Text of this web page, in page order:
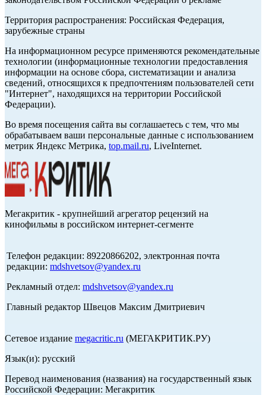
Территория распространения: Российская Федерация,
зарубежные страны
На информационном ресурсе применяются рекомендательные
технологии (информационные технологии предоставления
информации на основе сбора, систематизации и анализа
сведений, относящихся к предпочтениям пользователей сети
"Интернет", находящихся на территории Российской
Федерации).
Во время посещения сайта вы соглашаетесь с тем, что мы
обрабатываем ваши персональные данные с использованием
метрик Яндекс Метрика, top.mail.ru, LiveInternet.
Мегакритик - крупнейший агрегатор рецензий на
кинофильмы в российском интернет-сегменте
Телефон редакции: 89220866202, электронная почта
редакции: mdshvetsov@yandex.ru
Рекламный отдел: mdshvetsov@yandex.ru
Главный редактор Швецов Максим Дмитриевич
Сетевое издание megacritic.ru (МЕГАКРИТИК.РУ)
Язык(и): русский
Перевод наименования (названия) на государственный язык
Российской Федерации: Мегакритик